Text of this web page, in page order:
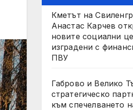
Кметът на
Анастас Карчев
новите социални
изградени с
ПВУ
Габрово и Велико
стратегическо
към спечелването